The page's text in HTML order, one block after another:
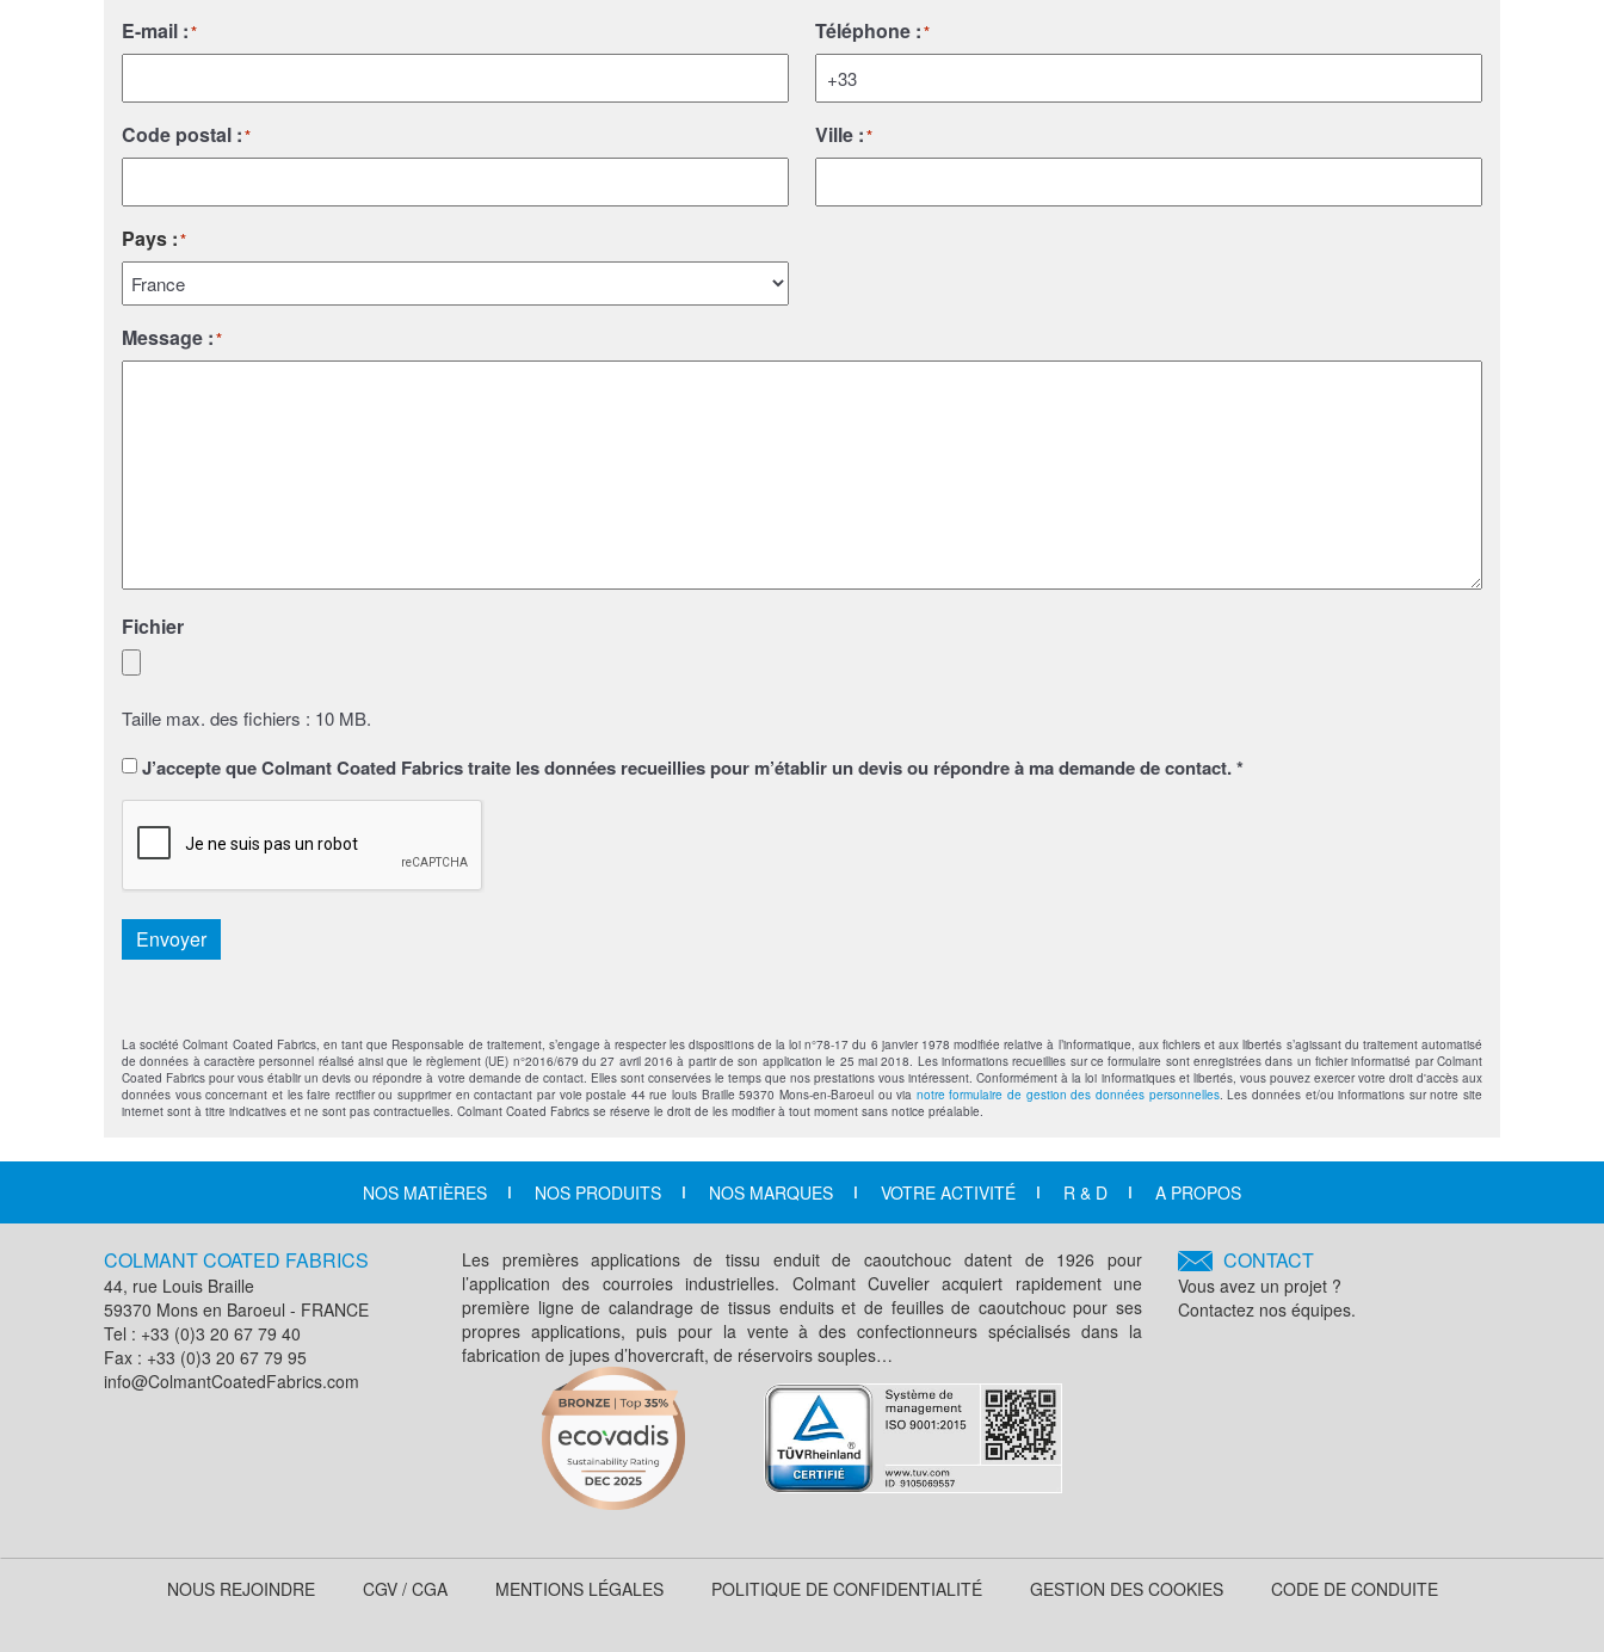
E-mail :* Téléphone :*
Code postal :* Ville :*
Pays :*
Message :*
Fichier
Taille max. des fichiers : 10 MB.
SansJ’accepte que Colmant Coated Fabrics traite les données recueillies pour m’établir un devis ou répondre à ma demande de contact. *
CAPTCHA
Envoyer
La société Colmant Coated Fabrics, en tant que Responsable de traitement, s’engage à respecter les dispositions de la loi n°78-17 du 6 janvier 1978 modifiée relative à l’informatique, aux fichiers et aux libertés s’agissant du traitement automatisé
de données à caractère personnel réalisé ainsi que le règlement (UE) n°2016/679 du 27 avril 2016 à partir de son application le 25 mai 2018. Les informations recueillies sur ce formulaire sont enregistrées dans un fichier informatisé par Colmant
Coated Fabrics pour vous établir un devis ou répondre à votre demande de contact. Elles sont conservées le temps que nos prestations vous intéressent. Conformément à la loi informatiques et libertés, vous pouvez exercer votre droit d'accès aux
données vous concernant et les faire rectifier ou supprimer en contactant par voie postale 44 rue louis Braille 59370 Mons-en-Baroeul ou via notre formulaire de gestion des données personnelles. Les données et/ou informations sur notre site
internet sont à titre indicatives et ne sont pas contractuelles. Colmant Coated Fabrics se réserve le droit de les modifier à tout moment sans notice préalable.
NOS MATIÈRES NOS PRODUITS NOS MARQUES VOTRE ACTIVITÉ R & D A PROPOS
COLMANT COATED FABRICS
44, rue Louis Braille
59370 Mons en Baroeul - FRANCE
Tel : +33 (0)3 20 67 79 40
Fax : +33 (0)3 20 67 79 95
info@ColmantCoatedFabrics.com
Les premières applications de tissu enduit de caoutchouc datent de 1926 pour
l’application des courroies industrielles. Colmant Cuvelier acquiert rapidement une
première ligne de calandrage de tissus enduits et de feuilles de caoutchouc pour ses
propres applications, puis pour la vente à des confectionneurs spécialisés dans la
fabrication de jupes d’hovercraft, de réservoirs souples…
CONTACT
Vous avez un projet ?
Contactez nos équipes.
NOUS REJOINDRE CGV / CGA MENTIONS LÉGALES POLITIQUE DE CONFIDENTIALITÉ GESTION DES COOKIES CODE DE CONDUITE